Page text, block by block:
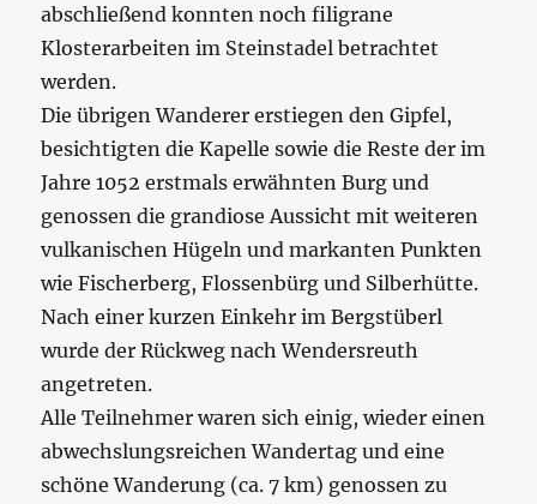
abschließend konnten noch filigrane
Klosterarbeiten im Steinstadel betrachtet
werden.
Die übrigen Wanderer erstiegen den Gipfel,
besichtigten die Kapelle sowie die Reste der im
Jahre 1052 erstmals erwähnten Burg und
genossen die grandiose Aussicht mit weiteren
vulkanischen Hügeln und markanten Punkten
wie Fischerberg, Flossenbürg und Silberhütte.
Nach einer kurzen Einkehr im Bergstüberl
wurde der Rückweg nach Wendersreuth
angetreten.
Alle Teilnehmer waren sich einig, wieder einen
abwechslungsreichen Wandertag und eine
schöne Wanderung (ca. 7 km) genossen zu